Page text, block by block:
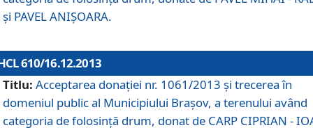
şi PAVEL ANIŞOARA.
610/16.12.2013
Titlu: Acceptarea donaţiei nr. 1061/2013 şi trecerea în
domeniul public al Municipiului Braşov, a terenului având
categoria de folosinţă drum, donat de CARP CIPRIAN -